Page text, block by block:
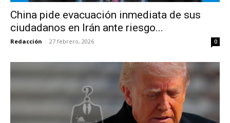
China pide evacuación inmediata de sus
ciudadanos en Irán ante riesgo...
Redacción - 27 febrero, 2026 0